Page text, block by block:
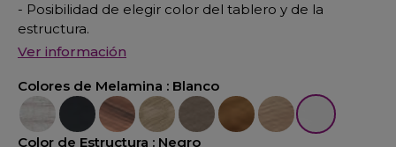
- Posibilidad de elegir color del tablero y de la
estructura.
Ver información
Colores de Melamina : Blanco
FresnoNegroNogal Olmo Roble Nogal Claro
AcaciaBlanco
Color de Estructura : Negro